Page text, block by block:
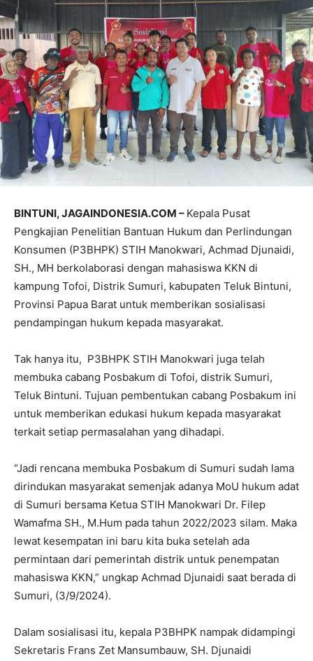
BINTUNI, JAGAINDONESIA.COM – Kepala Pusat
Pengkajian Penelitian Bantuan Hukum dan Perlindungan
Konsumen (P3BHPK) STIH Manokwari, Achmad Djunaidi,
SH., MH berkolaborasi dengan mahasiswa KKN di
kampung Tofoi, Distrik Sumuri, kabupaten Teluk Bintuni,
Provinsi Papua Barat untuk memberikan sosialisasi
pendampingan hukum kepada masyarakat.
Tak hanya itu, P3BHPK STIH Manokwari juga telah
membuka cabang Posbakum di Tofoi, distrik Sumuri,
Teluk Bintuni. Tujuan pembentukan cabang Posbakum ini
untuk memberikan edukasi hukum kepada masyarakat
terkait setiap permasalahan yang dihadapi.
“Jadi rencana membuka Posbakum di Sumuri sudah lama
dirindukan masyarakat semenjak adanya MoU hukum adat
di Sumuri bersama Ketua STIH Manokwari Dr. Filep
Wamafma SH., M.Hum pada tahun 2022/2023 silam. Maka
lewat kesempatan ini baru kita buka setelah ada
permintaan dari pemerintah distrik untuk penempatan
mahasiswa KKN,” ungkap Achmad Djunaidi saat berada di
Sumuri, (3/9/2024).
Dalam sosialisasi itu, kepala P3BHPK nampak didampingi
Sekretaris Frans Zet Mansumbauw, SH. Djunaidi